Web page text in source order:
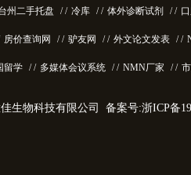
州二手托盘 / / 冷库 / / 体外诊断试剂 / /
房价查询网 / / 驴友网 / / 外文论文发表 / /
留学 / / 多媒体会议系统 / / NMN厂家 / /
生物科技有限公司 备案号:浙ICP备